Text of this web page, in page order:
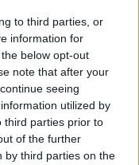
to third parties, or
information for
below opt-out
note that after your
seeing
utilized by
third parties prior to
of the further
by third parties on the
τα
που